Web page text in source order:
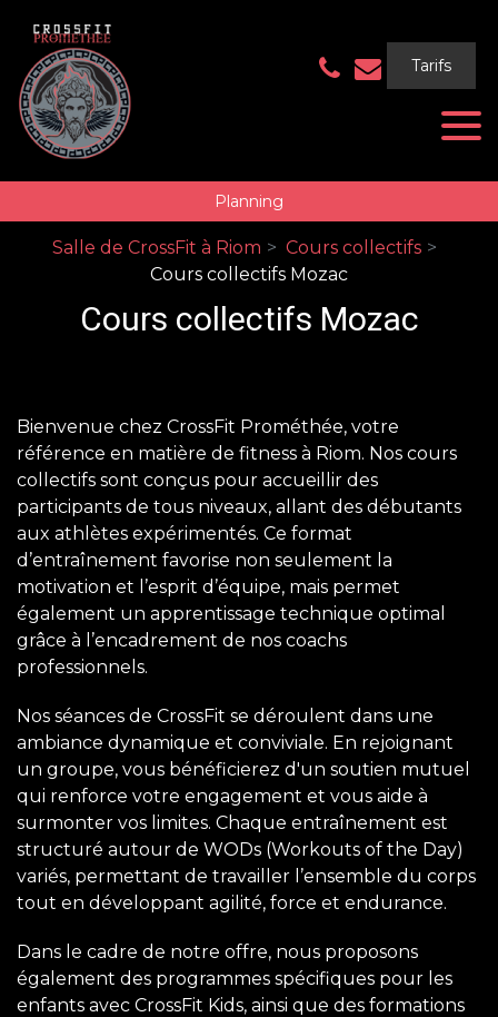
Tarifs
Planning
Salle de CrossFit à Riom
Cours collectifs
Cours collectifs Mozac
Cours collectifs Mozac
Bienvenue chez CrossFit Prométhée, votre
référence en matière de fitness à Riom. Nos cours
collectifs sont conçus pour accueillir des
participants de tous niveaux, allant des débutants
aux athlètes expérimentés. Ce format
d’entraînement favorise non seulement la
motivation et l’esprit d’équipe, mais permet
également un apprentissage technique optimal
grâce à l’encadrement de nos coachs
professionnels.
Nos séances de CrossFit se déroulent dans une
ambiance dynamique et conviviale. En rejoignant
un groupe, vous bénéficierez d'un soutien mutuel
qui renforce votre engagement et vous aide à
surmonter vos limites. Chaque entraînement est
structuré autour de WODs (Workouts of the Day)
variés, permettant de travailler l’ensemble du corps
tout en développant agilité, force et endurance.
Dans le cadre de notre offre, nous proposons
également des programmes spécifiques pour les
enfants avec CrossFit Kids, ainsi que des formations